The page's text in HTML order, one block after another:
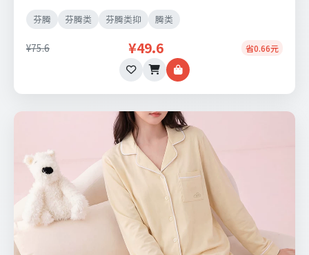
芬腾 芬腾类 芬腾类抑 腾类
¥75.6 ¥49.6 省0.66元